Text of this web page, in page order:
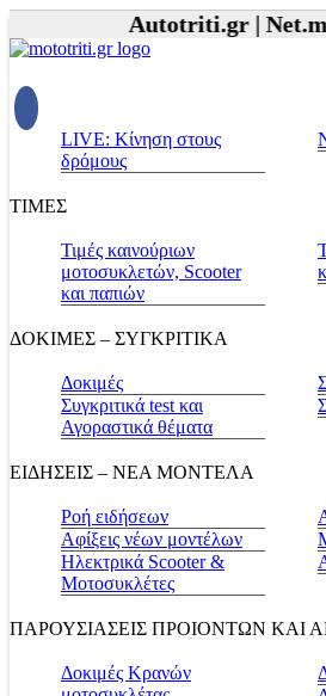
Autotriti.gr |
LIVE: Κίνηση στους
δρόμους
ΤΙΜΕΣ
Τιμές καινούριων
μοτοσυκλετών, Scooter
και παπιών
ΔΟΚΙΜΕΣ – ΣΥΓΚΡΙΤΙΚΑ
Δοκιμές
Συγκριτικά test και
Αγοραστικά θέματα
ΕΙΔΗΣΕΙΣ – ΝΕΑ ΜΟΝΤΕΛΑ
Ροή ειδήσεων
Αφίξεις νέων μοντέλων
Ηλεκτρικά Scooter &
Μοτοσυκλέτες
ΠΑΡΟΥΣΙΑΣΕΙΣ ΠΡΟΙΟΝΤΩΝ ΚΑΙ
Δοκιμές Κρανών